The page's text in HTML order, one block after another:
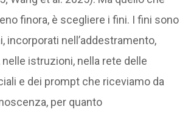
finora, è scegliere i fini. I fini sono
incorporati nell’addestramento,
istruzioni, nella rete delle
e dei prompt che riceviamo da
per quanto